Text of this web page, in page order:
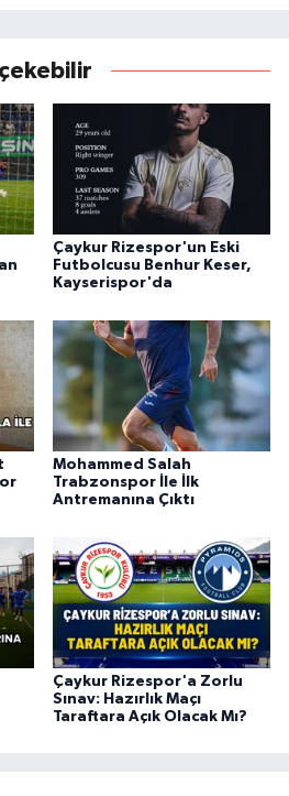
Çaykur Rizespor'un Eski
Futbolcusu Benhur Keser,
Kayserispor'da
Mohammed Salah
Trabzonspor İle İlk
Antremanına Çıktı
Çaykur Rizespor'a Zorlu
Sınav: Hazırlık Maçı
Taraftara Açık Olacak Mı?